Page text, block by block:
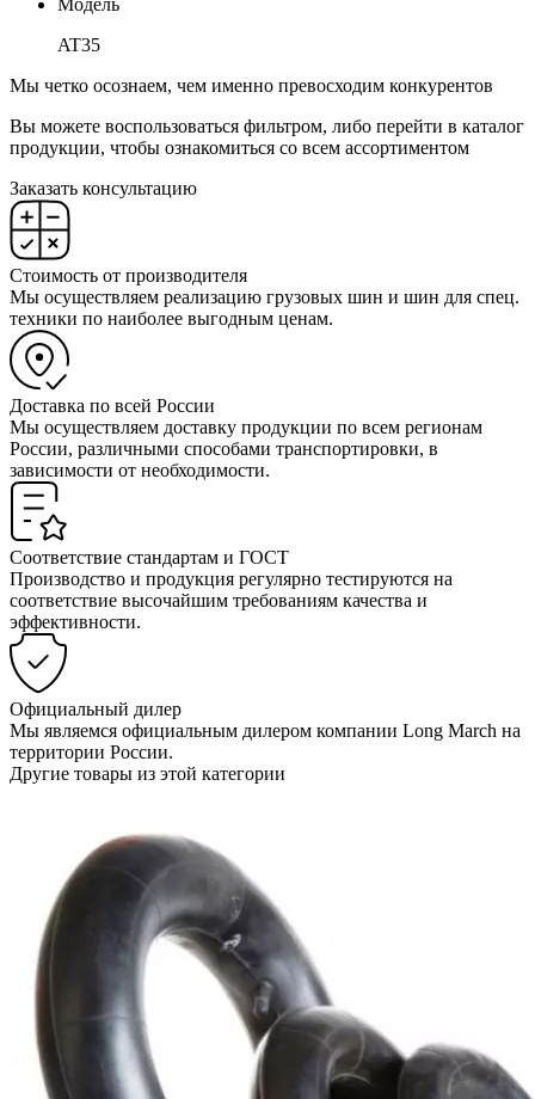
Модель
AT35
Мы четко осознаем, чем именно превосходим конкурентов
Вы можете воспользоваться фильтром, либо перейти в каталог
продукции, чтобы ознакомиться со всем ассортиментом
Заказать консультацию
Стоимость от производителя
Мы осуществляем реализацию грузовых шин и шин для спец.
техники по наиболее выгодным ценам.
Доставка по всей России
Мы осуществляем доставку продукции по всем регионам
России, различными способами транспортировки, в
зависимости от необходимости.
Соответствие стандартам и ГОСТ
Производство и продукция регулярно тестируются на
соответствие высочайшим требованиям качества и
эффективности.
Официальный дилер
Мы являемся официальным дилером компании Long March на
территории России.
Другие товары из этой категории